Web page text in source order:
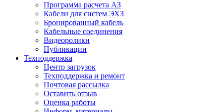
Программа расчета АЗ
Кабели для систем ЭХЗ
Бронированный кабель
Кабельные соединения
Видеоролики
Публикации
Техподдержка
Центр загрузок
Техподдержка и ремонт
Почтовая рассылка
Оставить отзыв
Оценка работы